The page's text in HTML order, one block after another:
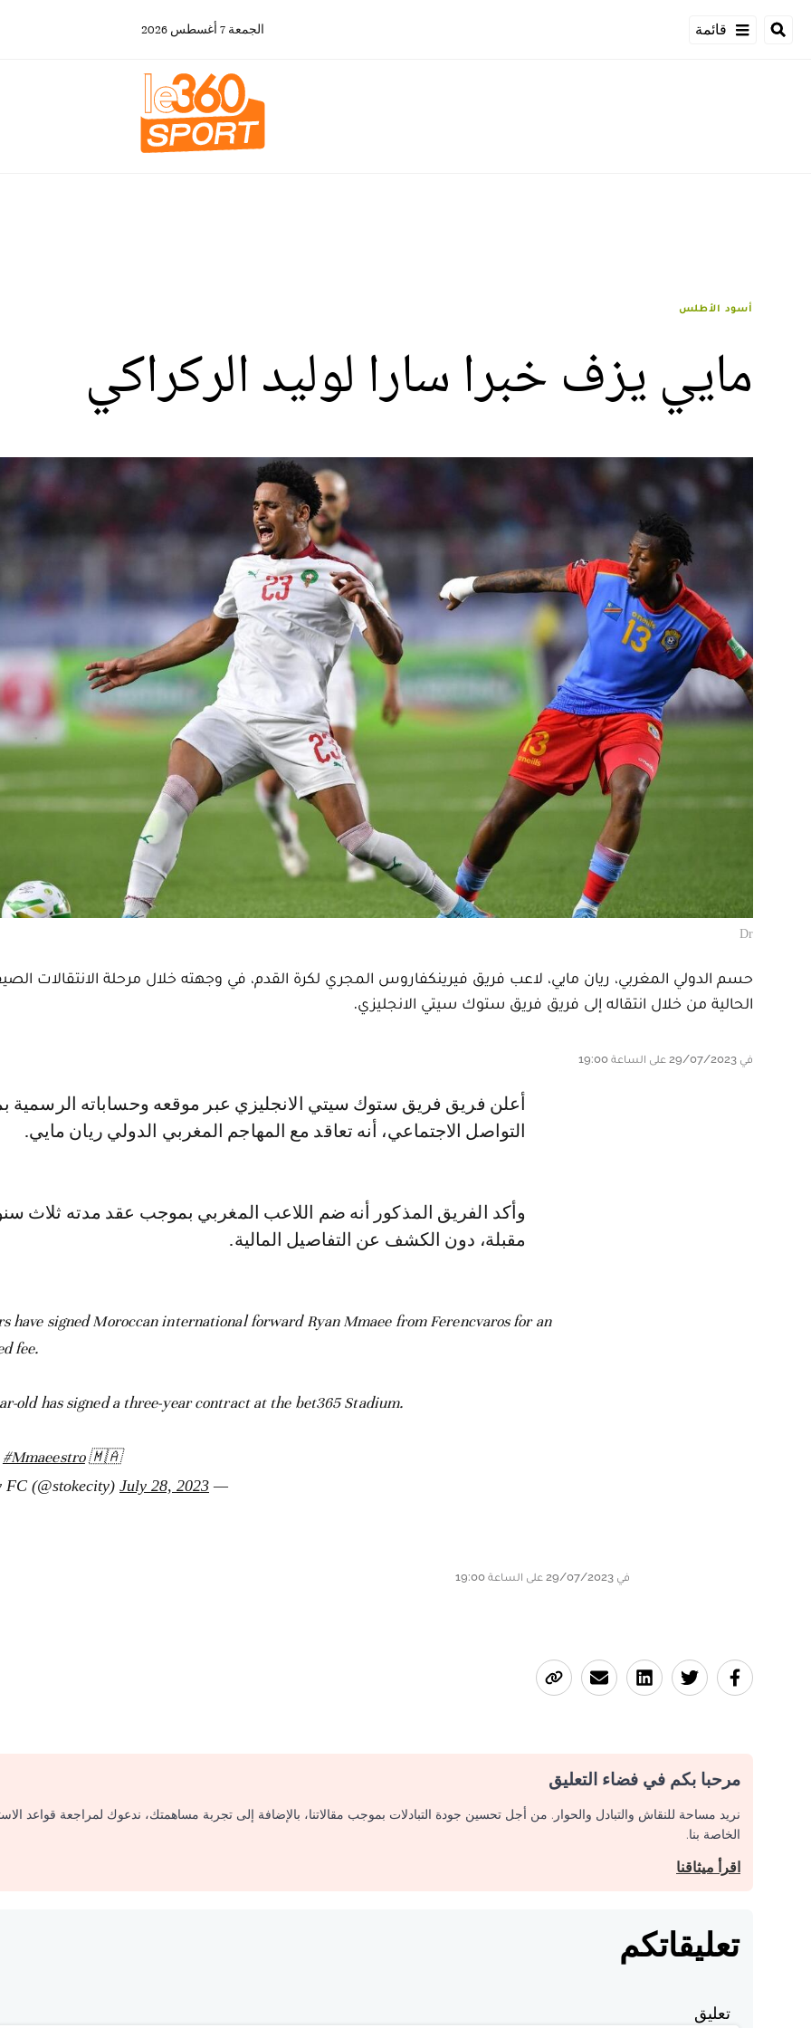
قائمة الجمعة 7 أغسطس 2026
أسود الأطلس
مايي يزف خبرا سارا لوليد الركراكي
Dr
حسم الدولي المغربي، ريان مايي، لاعب فريق فيرينكفاروس المجري لكرة القدم، في وجهته خلال مرحلة الانتقالات
الحالية من خلال انتقاله إلى فريق فريق ستوك سيتي الانجليزي.
في 29/07/2023 على الساعة 19:00
أعلن فريق فريق ستوك سيتي الانجليزي عبر موقعه وحساباته الرسمية بمواقع
التواصل الاجتماعي، أنه تعاقد مع المهاجم المغربي الدولي ريان مايي.
وأكد الفريق المذكور أنه ضم اللاعب المغربي بموجب عقد مدته ثلاث
مقبلة، دون الكشف عن التفاصيل المالية.
have signed Moroccan international forward Ryan Mmaee from Ferencvaros for an
fee.
old has signed a three-year contract at the bet365 Stadium.
#Mmaeestro🇲🇦
— Stoke City FC (@stokecity)
July 28, 2023
في 29/07/2023 على الساعة 19:00
مرحبا بكم في فضاء التعليق
نريد مساحة للنقاش والتبادل والحوار. من أجل تحسين جودة التبادلات بموجب مقالاتنا، بالإضافة إلى تجربة مساهمتك، ندعوك لمراجعة قواعد
الخاصة بنا.
اقرأ ميثاقنا
تعليقاتكم
تعليق